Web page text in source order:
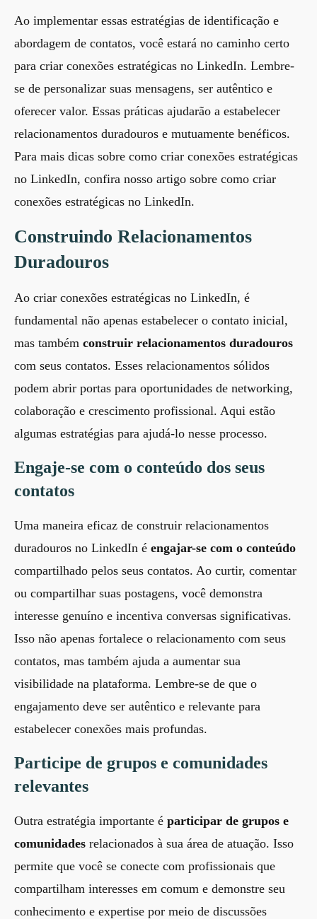
Ao implementar essas estratégias de identificação e
abordagem de contatos, você estará no caminho certo
para criar conexões estratégicas no LinkedIn. Lembre-
se de personalizar suas mensagens, ser autêntico e
oferecer valor. Essas práticas ajudarão a estabelecer
relacionamentos duradouros e mutuamente benéficos.
Para mais dicas sobre como criar conexões estratégicas
no LinkedIn, confira nosso artigo sobre como criar
conexões estratégicas no LinkedIn.
Construindo Relacionamentos
Duradouros
Ao criar conexões estratégicas no LinkedIn, é
fundamental não apenas estabelecer o contato inicial,
mas também construir relacionamentos duradouros
com seus contatos. Esses relacionamentos sólidos
podem abrir portas para oportunidades de networking,
colaboração e crescimento profissional. Aqui estão
algumas estratégias para ajudá-lo nesse processo.
Engaje-se com o conteúdo dos seus
contatos
Uma maneira eficaz de construir relacionamentos
duradouros no LinkedIn é engajar-se com o conteúdo
compartilhado pelos seus contatos. Ao curtir, comentar
ou compartilhar suas postagens, você demonstra
interesse genuíno e incentiva conversas significativas.
Isso não apenas fortalece o relacionamento com seus
contatos, mas também ajuda a aumentar sua
visibilidade na plataforma. Lembre-se de que o
engajamento deve ser autêntico e relevante para
estabelecer conexões mais profundas.
Participe de grupos e comunidades
relevantes
Outra estratégia importante é participar de grupos e
comunidades relacionados à sua área de atuação. Isso
permite que você se conecte com profissionais que
compartilham interesses em comum e demonstre seu
conhecimento e expertise por meio de discussões